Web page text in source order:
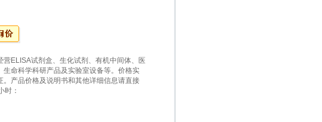
营ELISA试剂盒、生化试剂、有机中间体、医
生命科学科研产品及实验室设备等。价格实
。产品价格及说明书和其他详细信息请直接
时：